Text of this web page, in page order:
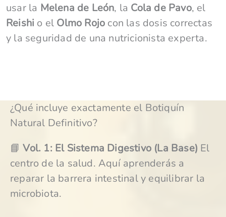
usar la Melena de León, la Cola de Pavo, el
Reishi o el Olmo Rojo con las dosis correctas
y la seguridad de una nutricionista experta.
¿Qué incluye exactamente el Botiquín
Natural Definitivo?
📘Vol. 1: El Sistema Digestivo (La Base) El
centro de la salud. Aquí aprenderás a
reparar la barrera intestinal y equilibrar la
microbiota.